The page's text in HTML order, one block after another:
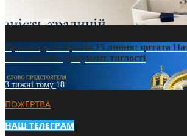
3 тижні тому12
Проповідь Епіфанія 15 липня: цитата
його амвона. Документ тяглості
3 тижні тому18
ПОЖЕРТВА
НАШ ТЕЛЕГРАМ